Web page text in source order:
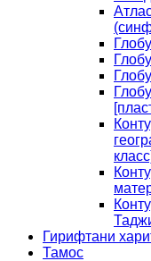
Гирифтани
Тамос